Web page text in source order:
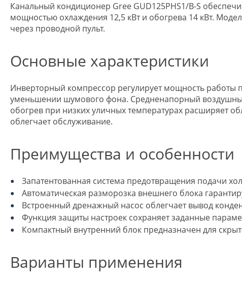
Канальный кондиционер Gree GUD125PHS1/B-S
мощностью охлаждения 12,5 кВт и обогрева 14 кВт.
через проводной пульт.
Основные характеристики
Инверторный компрессор регулирует мощность работы
уменьшении шумового фона. Средненапорный
обогрев при низких уличных температурах расширяет
облегчает обслуживание.
Преимущества и особенности
Запатентованная система предотвращения подачи
Автоматическая разморозка внешнего блока
Встроенный дренажный насос облегчает вывод
Функция защиты настроек сохраняет заданные
Компактный внутренний блок предназначен для
Варианты применения